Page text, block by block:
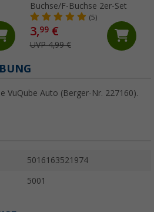
Buchse/F-Buchse 2er-Set
(5)
3,99€
UVP 4,99 €
VuQube Auto (Berger-Nr. 227160).
5016163521974
5001